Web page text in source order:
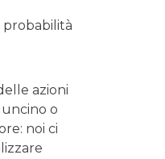
probabilità
azioni
o
noi ci